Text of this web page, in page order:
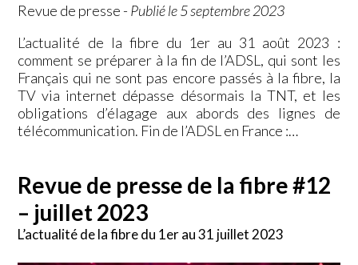
Revue de presse - Publié le 5 septembre 2023
L’actualité de la fibre du 1er au 31 août 2023 :
comment se préparer à la fin de l’ADSL, qui sont les
Français qui ne sont pas encore passés à la fibre, la
TV via internet dépasse désormais la TNT, et les
obligations d’élagage aux abords des lignes de
télécommunication. Fin de l’ADSL en France :…
Revue de presse de la fibre #12
– juillet 2023
L’actualité de la fibre du 1er au 31 juillet 2023